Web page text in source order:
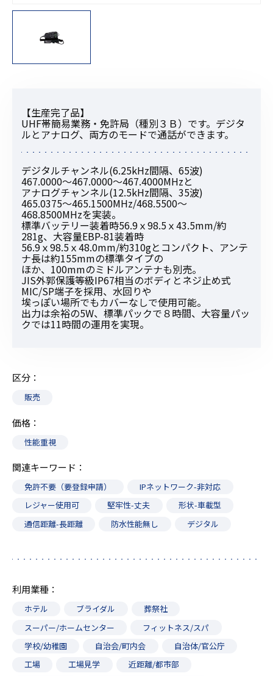
【生産完了品】
UHF帯簡易業務・免許局（種別３Ｂ）です。デジタ
ルとアナログ、両方のモードで通話ができます。
デジタルチャンネル(6.25kHz間隔、65波)
467.0000〜467.0000〜467.4000MHzと
アナログチャンネル(12.5kHz間隔、35波)
465.0375〜465.1500MHz/468.5500〜
468.8500MHzを実装。
標準バッテリー装着時56.9ｘ98.5ｘ43.5mm/約
281g、大容量EBP-81装着時
56.9ｘ98.5ｘ48.0mm/約310gとコンパクト、アンテ
ナ長は約155mmの標準タイプの
ほか、100mmのミドルアンテナも別売。
JIS外郭保護等級IP67相当のボディとネジ止め式
MIC/SP端子を採用、水回りや
埃っぽい場所でもカバーなしで使用可能。
出力は余裕の5W、標準パックで８時間、大容量パッ
クでは11時間の運用を実現。
区分
販売
価格
性能重視
関連キーワード
免許不要（要登録申請）
IPネットワーク-非対応
レジャー使用可
堅牢性-丈夫
形状-車載型
通信距離-長距離
防水性能無し デジタル
利用業種
ホテル ブライダル
葬祭社
スーパー/ホームセンター
フィットネス/スパ
学校/幼稚園
自治会/町内会
自治体/官公庁
工場
工場見学
近距離/都市部